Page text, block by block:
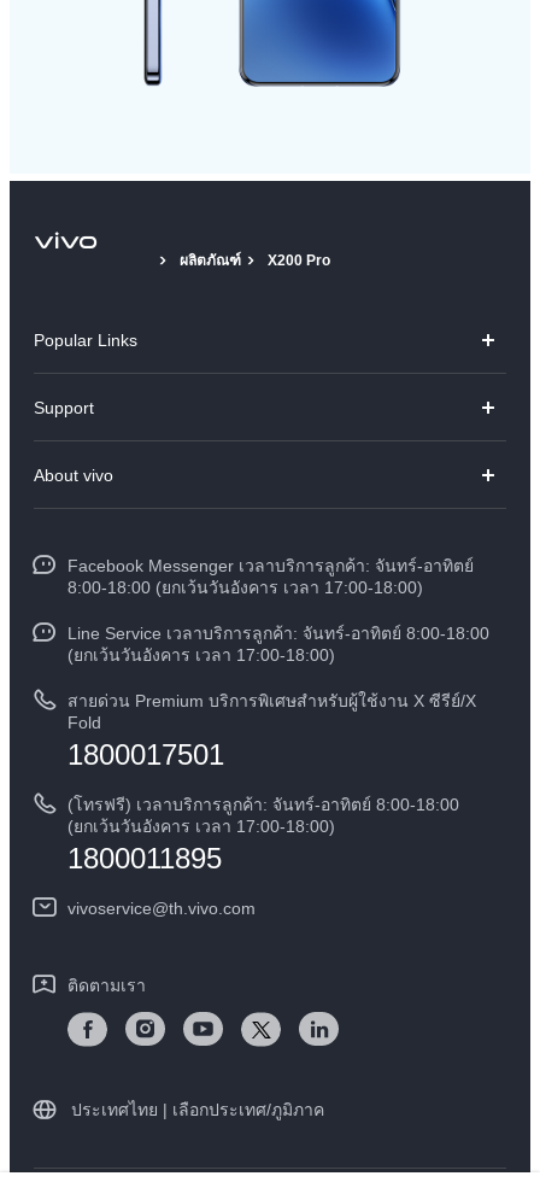
ผลิตภัณฑ์ X200 Pro
Popular Links
X300
Y31 5G
Support
Funtouch OS
สอบถามเกี่ยวกับราคาอะไหล่
การตรวจยืนยันหมายเลข IMEI
คำแนะนำเกี่ยวกับบัตรรับประกันของ vivo
ดาวน์โหลด LUTs สำหรับการคืนค่า Log
About vivo
ข้อมูลข่าว
สมัครงานที่ vivo
ข้อกฏหมาย
เกี่ยวกับเรา
ศูนย์ความเป็นส่วนตัวของวีโว่
ความยั่งยืน
Facebook Messenger เวลาบริการลูกค้า: จันทร์-อาทิตย์
8:00-18:00 (ยกเว้นวันอังคาร เวลา 17:00-18:00)
Line Service เวลาบริการลูกค้า: จันทร์-อาทิตย์ 8:00-18:00
(ยกเว้นวันอังคาร เวลา 17:00-18:00)
สายด่วน Premium บริการพิเศษสำหรับผู้ใช้งาน X ซีรีย์/X
Fold
1800017501
(โทรฟรี) เวลาบริการลูกค้า: จันทร์-อาทิตย์ 8:00-18:00
(ยกเว้นวันอังคาร เวลา 17:00-18:00)
1800011895
vivoservice@th.vivo.com
ติดตามเรา
ประเทศไทย | เลือกประเทศ/ภูมิภาค